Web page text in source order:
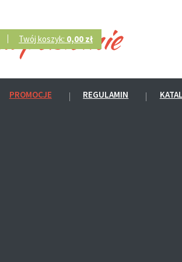
Twój koszyk: 0,00 zł
PROMOCJE REGULAMIN